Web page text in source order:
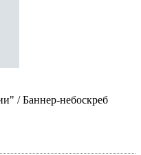
/ Баннер-небоскреб